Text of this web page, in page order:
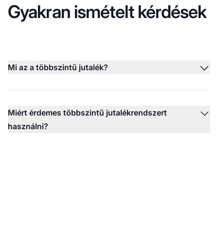
Gyakran ismételt kérdések
Mi az a többszintű jutalék?
Miért érdemes többszintű jutalékrendszert
használni?